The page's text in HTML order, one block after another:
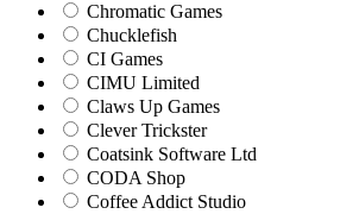
Chromatic Games
Chucklefish
CI Games
CIMU Limited
Claws Up Games
Clever Trickster
Coatsink Software Ltd
CODA Shop
Coffee Addict Studio